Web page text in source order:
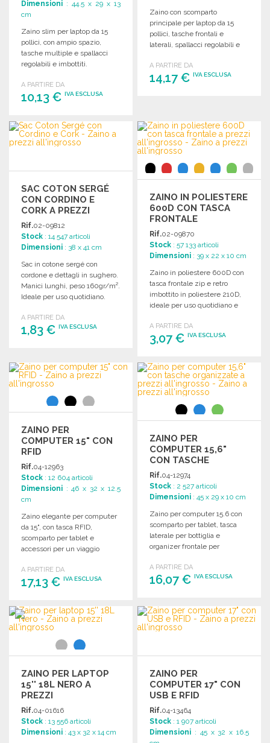
Dimensioni : 44.5 x 29 x 13
cm
Zaino slim per laptop da 15
pollici, con ampio spazio,
tasche multiple e spallacci
regolabili e imbottiti.
A PARTIRE DA
10,13 € IVA ESCLUSA
ORDINARE
Richiedi un preventivo
Zaino con scomparto
principale per laptop da 15
pollici, tasche frontali e
laterali, spallacci regolabili e
Dimensioni: 31 x 45 x 16 cm.
A PARTIRE DA
14,17 €IVA ESCLUSA
Richiedi un preventivo
SAC COTON SERGÉ
CON CORDINO E
CORK A PREZZI
ALL'INGROSSO
Rif.02-09812
Stock : 14 547 articoli
Dimensioni : 38 x 41 cm
Sac in cotone sergé con
cordone e dettagli in sughero.
Manici lunghi, peso 160gr/m².
Ideale per uso quotidiano.
A PARTIRE DA
1,83 € IVA ESCLUSA
Richiedi un preventivo
ZAINO IN POLIESTERE
600D CON TASCA
FRONTALE
Rif.02-09870
Stock : 57 133 articoli
Dimensioni : 39 x 22 x 10 cm
Zaino in poliestere 600D con
tasca frontale zip e retro
imbottito in poliestere 210D,
ideale per uso quotidiano e
A PARTIRE DA
3,07 €IVA ESCLUSA
ORDINARE
Richiedi un preventivo
ZAINO PER
COMPUTER 15" CON
RFID
Rif.04-12963
Stock : 12 604 articoli
Dimensioni : 46 x 32 x 12.5
cm
Zaino elegante per computer
da 15", con tasca RFID,
scomparto per tablet e
accessori per un viaggio
46 x 12,5 cm.
A PARTIRE DA
17,13 € IVA ESCLUSA
ORDINARE
Richiedi un preventivo
ZAINO PER
COMPUTER 15,6"
CON TASCHE
ORGANIZZATE A
PREZZI
ALL'INGROSSO
Rif.04-12974
Stock : 2 527 articoli
Dimensioni : 45 x 29 x 10 cm
Zaino per computer 15.6 con
scomparto per tablet, tasca
laterale per bottiglia e
organizer frontale per
x 10 cm.
A PARTIRE DA
16,07 €IVA ESCLUSA
ORDINARE
Richiedi un preventivo
ZAINO PER LAPTOP
15'' 18L NERO A
PREZZI
ALL'INGROSSO
Rif.04-01616
Stock : 13 556 articoli
Dimensioni : 43 x 32 x 14 cm
ZAINO PER
COMPUTER 17" CON
USB E RFID
Rif.04-13464
Stock : 1 907 articoli
Dimensioni : 45 x 32 x 16.5